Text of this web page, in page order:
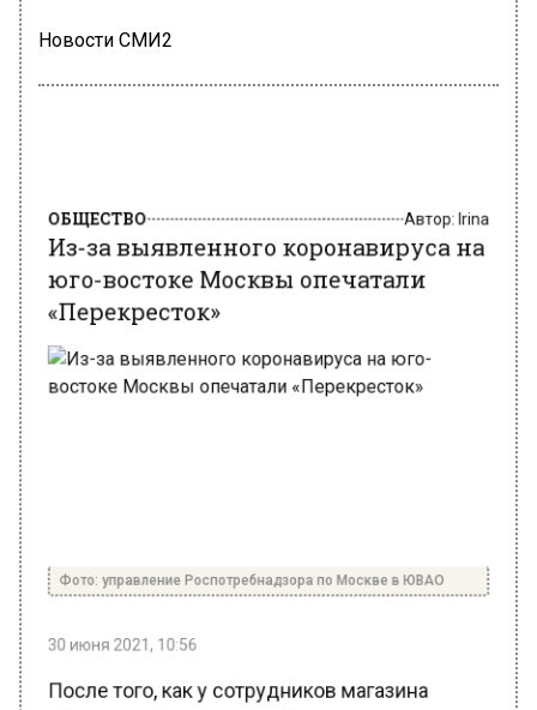
Новости СМИ2
юго-востоке Москвы опечатали
«Перекресток»
После того, как у сотрудников магазина
«Перекресток» на улице Братиславская в